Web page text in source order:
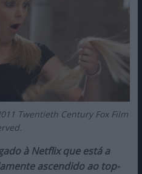
Twentieth Century Fox Film
à Netflix que está a
ascendido ao top-